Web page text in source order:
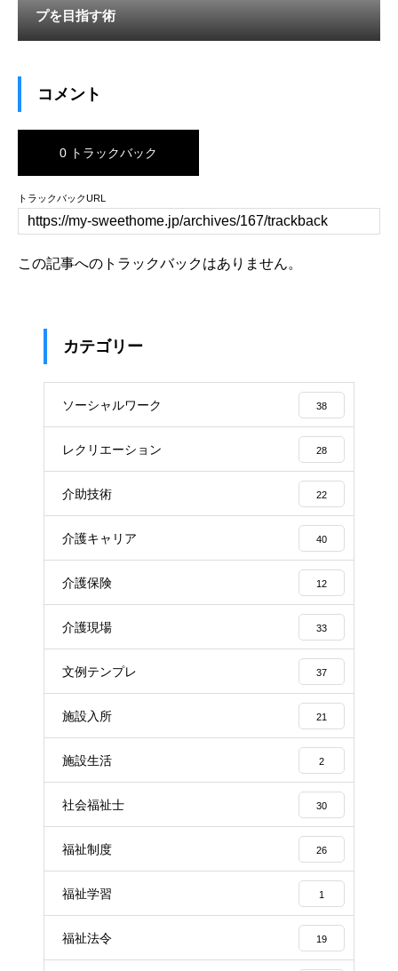
プを目指す術
コメント
0 トラックバック
トラックバックURL
この記事へのトラックバックはありません。
カテゴリー
ソーシャルワーク 38
レクリエーション 28
介助技術 22
介護キャリア 40
介護保険 12
介護現場 33
文例テンプレ 37
施設入所 21
施設生活 2
社会福祉士 30
福祉制度 26
福祉学習 1
福祉法令 19